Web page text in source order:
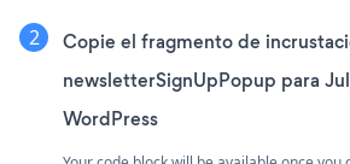
Copie el fragmento de
newsletterSignUpPopup para
WordPress